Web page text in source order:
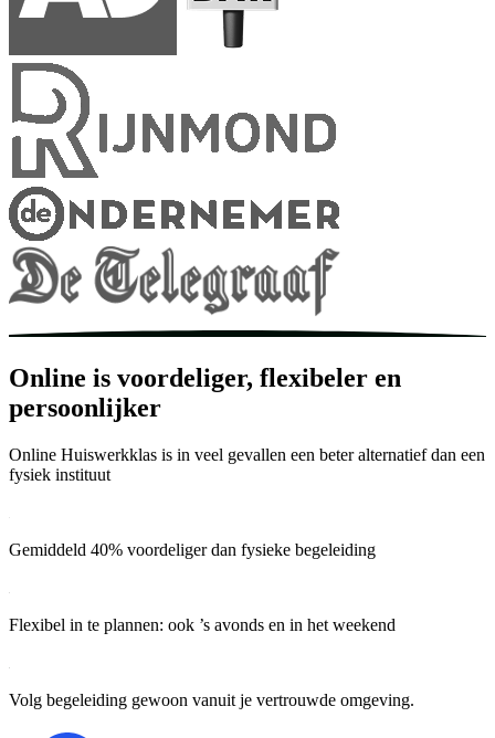
Online is voordeliger, flexibeler en
persoonlijker
Online Huiswerkklas is in veel gevallen een beter alternatief dan een
fysiek instituut
Gemiddeld 40% voordeliger dan fysieke begeleiding
Flexibel in te plannen: ook ’s avonds en in het weekend
Volg begeleiding gewoon vanuit je vertrouwde omgeving.